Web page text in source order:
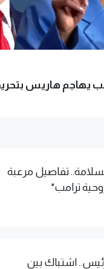
يهاجم هاريس
تفاصيل مرعبة
ترامب"
اشتباك بين